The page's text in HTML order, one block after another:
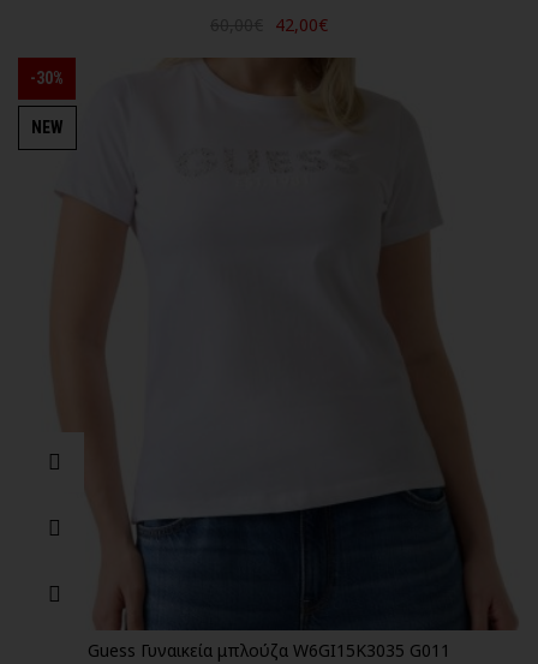
42,00€
-30%
NEW
Guess Γυναικεία μπλούζα W6GI15K3035 G011